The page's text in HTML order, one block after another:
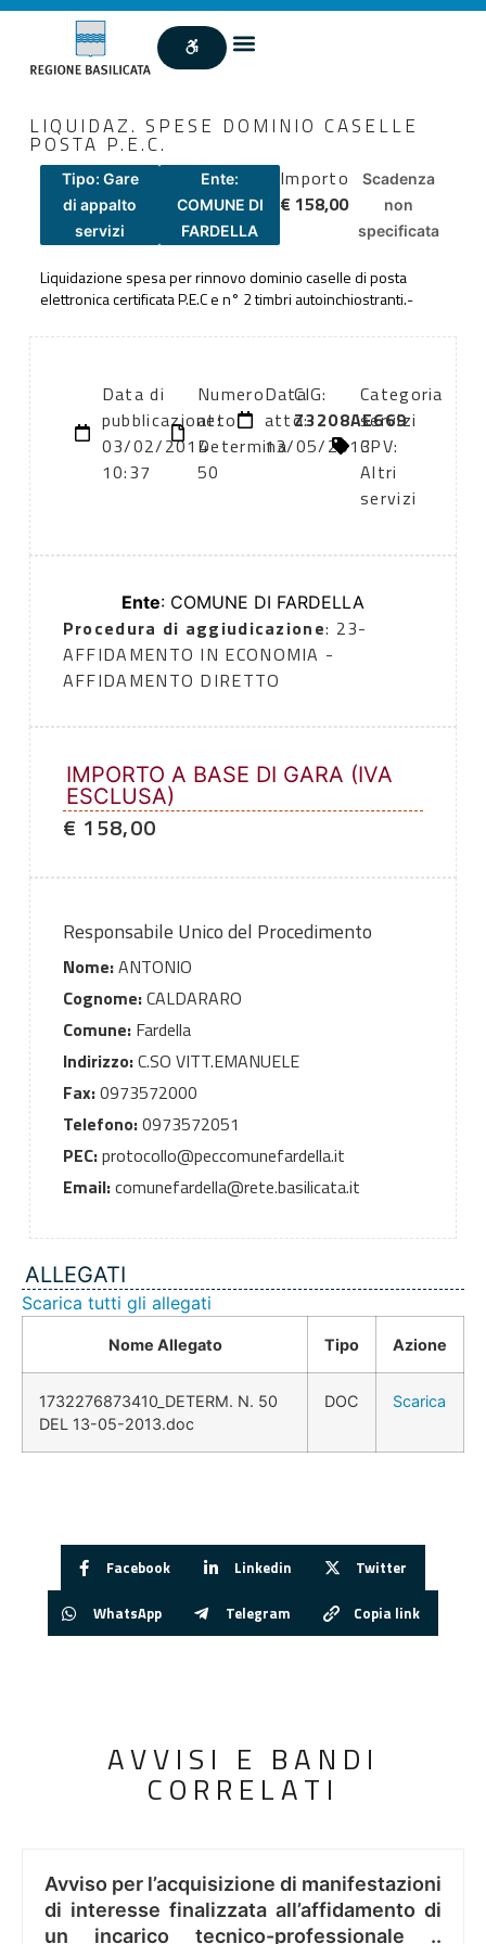
LIQUIDAZ. SPESE DOMINIO CASELLE
POSTA P.E.C.
Tipo: Gare
di appalto
servizi
Ente:
COMUNE DI
FARDELLA
Importo
€ 158,00
Scadenza
non
specificata
Liquidazione spesa per rinnovo dominio caselle di posta
elettronica certificata P.E.C e n° 2 timbri autoinchiostranti.-
Data di
pubblicazione:
03/02/2014
10:37
Numero
atto:
Determina
50
Data
atto:
13/05/2013
CIG:
Z3208AE669
Categoria
servizi
CPV:
Altri
servizi
Ente: COMUNE DI FARDELLA
Procedura di aggiudicazione: 23-
AFFIDAMENTO IN ECONOMIA -
AFFIDAMENTO DIRETTO
IMPORTO A BASE DI GARA (IVA
ESCLUSA)
€ 158,00
Responsabile Unico del Procedimento
Nome:ANTONIO
Cognome:CALDARARO
Comune:Fardella
Indirizzo:C.SO VITT.EMANUELE
Fax:0973572000
Telefono:0973572051
PEC:protocollo@peccomunefardella.it
Email:comunefardella@rete.basilicata.it
ALLEGATI
Scarica tutti gli allegati
Nome Allegato Tipo Azione
1732276873410_DETERM. N. 50
DEL 13-05-2013.doc
DOC Scarica
Facebook Linkedin Twitter
WhatsApp Telegram Copia link
AVVISI E BANDI
CORRELATI
Avviso per l’acquisizione di manifestazioni
di interesse finalizzata all’affidamento di
un incarico tecnico-professionale ..